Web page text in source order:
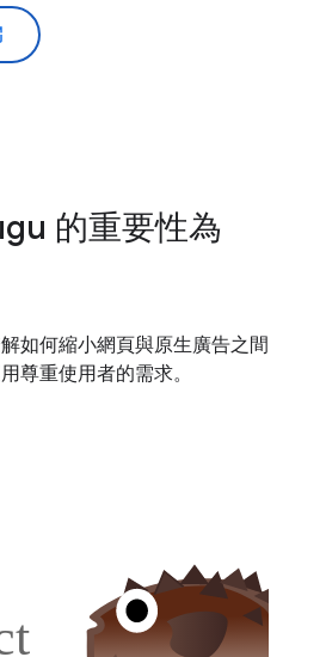
的重要性為
如何縮小網頁與原生廣告之間
尊重使用者的需求。